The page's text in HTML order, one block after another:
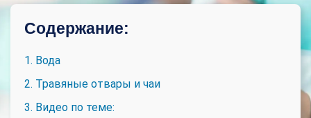
Содержание:
1. Вода
2. Травяные отвары и чаи
3. Видео по теме: